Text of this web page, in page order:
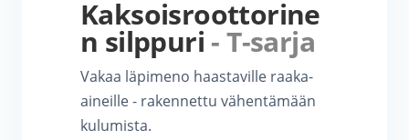
Kaksoisroottorine
n silppuri - T-sarja
Vakaa läpimeno haastaville raaka-
aineille - rakennettu vähentämään
kulumista.